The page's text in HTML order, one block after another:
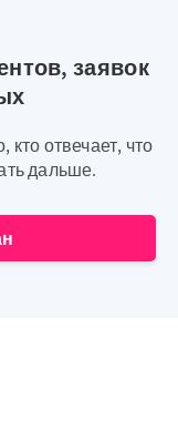
заявок
отвечает, что
дальше.